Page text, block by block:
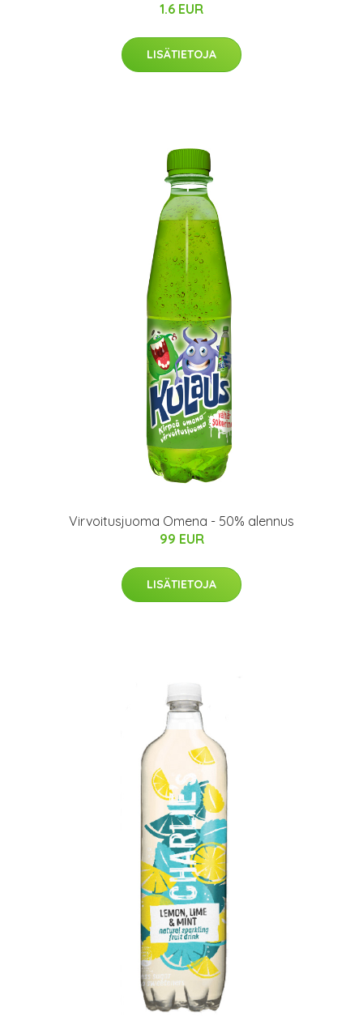
1.6 EUR
LISÄTIETOJA
Virvoitusjuoma Omena - 50% alennus
99 EUR
LISÄTIETOJA